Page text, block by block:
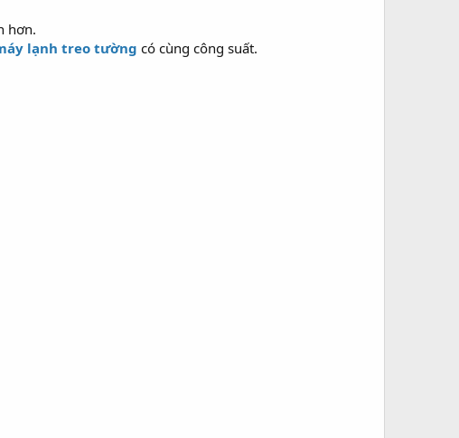
hơn.
lạnh treo tường có cùng công suất.